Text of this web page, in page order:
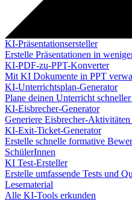
KI-Präsentationsersteller
Erstelle Präsentationen in
KI-PDF-zu-PPT-Konverter
Mit KI Dokumente in PPT
KI-Unterrichtsplan-Generator
Plane deinen Unterricht
KI-Eisbrecher-Generator
Generiere Eisbrecher-Aktivitäten
KI-Exit-Ticket-Generator
Erstelle schnelle formative
SchülerInnen
KI Test-Ersteller
Erstelle umfassende Tests und
Lesematerial
Alle KI-Tools erkunden